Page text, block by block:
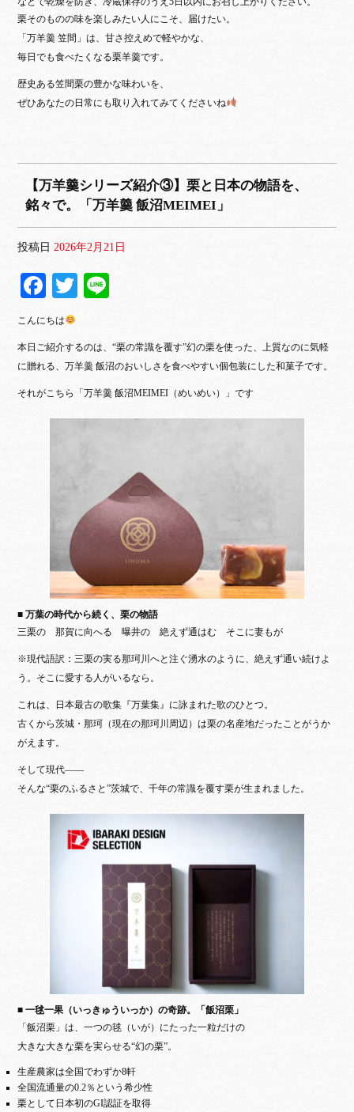
栗そのものの味を楽しみたい人にこそ、届けたい。
「万羊羹 笠間」は、甘さ控えめで軽やかな、
毎日でも食べたくなる栗羊羹です。
歴史ある笠間栗の豊かな味わいを、
ぜひあなたの日常にも取り入れてみてくださいね
【万羊羹シリーズ紹介③】栗と日本の物語を、
銘々で。「万羊羹 飯沼MEIMEI」
投稿日 2026年2月21日
Fa
ce
bo
ok
T
tte
r
こんにちは
本日ご紹介するのは、“栗の常識を覆す”幻の栗を使った、上質なのに気軽
に贈れる、万羊羹 飯沼のおいしさを食べやすい個包装にした和菓子です。
それがこちら 「万羊羹 飯沼MEIMEI（めいめい）」です
■ 万葉の時代から続く、栗の物語
三栗の 那賀に向へる 曝井の 絶えず通はむ そこに妻もが
※現代語訳：三栗の実る那珂川へと注ぐ湧水のように、絶えず通い続けよ
う。そこに愛する人がいるなら。
これは、日本最古の歌集『万葉集』に詠まれた歌のひとつ。
古くから茨城・那珂（現在の那珂川周辺）は栗の名産地だったことがうか
がえます。
そして現代——
そんな“栗のふるさと”茨城で、千年の常識を覆す栗が生まれました。
■ 一毬一果（いっきゅういっか）の奇跡。「飯沼栗」
「飯沼栗」は、一つの毬（いが）にたった一粒だけの
大きな大きな栗を実らせる“幻の栗”。
生産農家は全国でわずか8軒
全国流通量の0.2％という希少性
栗として日本初のGI認証を取得